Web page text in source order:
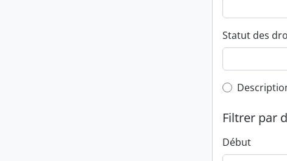
Statut des
Top-
Filtrer par
Début